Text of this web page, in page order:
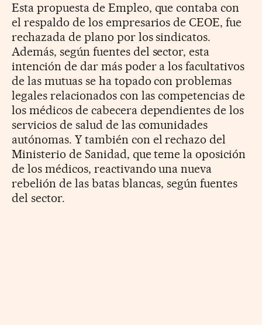
Esta propuesta de Empleo, que contaba con
el respaldo de los empresarios de CEOE, fue
rechazada de plano por los sindicatos.
Además, según fuentes del sector, esta
intención de dar más poder a los facultativos
de las mutuas se ha topado con problemas
legales relacionados con las competencias de
los médicos de cabecera dependientes de los
servicios de salud de las comunidades
autónomas. Y también con el rechazo del
Ministerio de Sanidad, que teme la oposición
de los médicos, reactivando una nueva
rebelión de las batas blancas, según fuentes
del sector.